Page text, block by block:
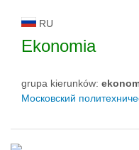
RU
Ekonomia
grupa kierunków:
Московский